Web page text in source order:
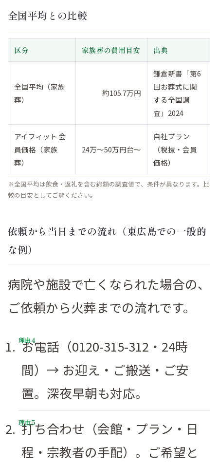
全国平均との比較
区分 家族葬の費用目安 出典
全国平均（家族
葬）
約105.7万円
鎌倉新書「第6
回お葬式に関
する全国調
査」2024
アイフィット 会
員価格（家族
葬）
24万〜50万円台〜
自社プラン
（税抜・会員
価格）
※全国平均は飲食・返礼を含む総額の調査値で、条件が異なります。比
較の目安としてご覧ください。
依頼から当日までの流れ（東広島での一般的
な例）
病院や施設で亡くなられた場合の、
ご依頼から火葬までの流れです。
お電話（0120-315-312・24時
間）→ お迎え・ご搬送・ご安
置。深夜早朝も対応。
打ち合わせ（会館・プラン・日
程・宗教者の手配）。ご希望と